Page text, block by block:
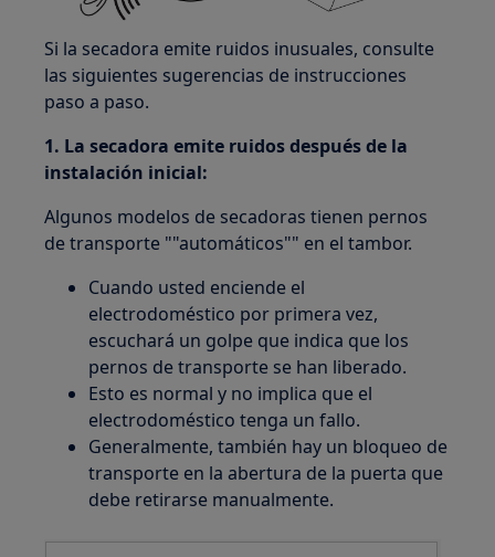
Si la secadora emite ruidos inusuales, consulte
las siguientes sugerencias de instrucciones
paso a paso.
1. La secadora emite ruidos después de la
instalación inicial:
Algunos modelos de secadoras tienen pernos
de transporte ""automáticos"" en el tambor.
Cuando usted enciende el
electrodoméstico por primera vez,
escuchará un golpe que indica que los
pernos de transporte se han liberado.
Esto es normal y no implica que el
electrodoméstico tenga un fallo.
Generalmente, también hay un bloqueo de
transporte en la abertura de la puerta que
debe retirarse manualmente.